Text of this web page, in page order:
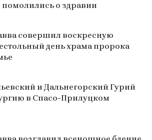
о здравии
совершил воскресную
день храма пророка
и Дальнегорский Гурий
в Спасо-Прилуцком